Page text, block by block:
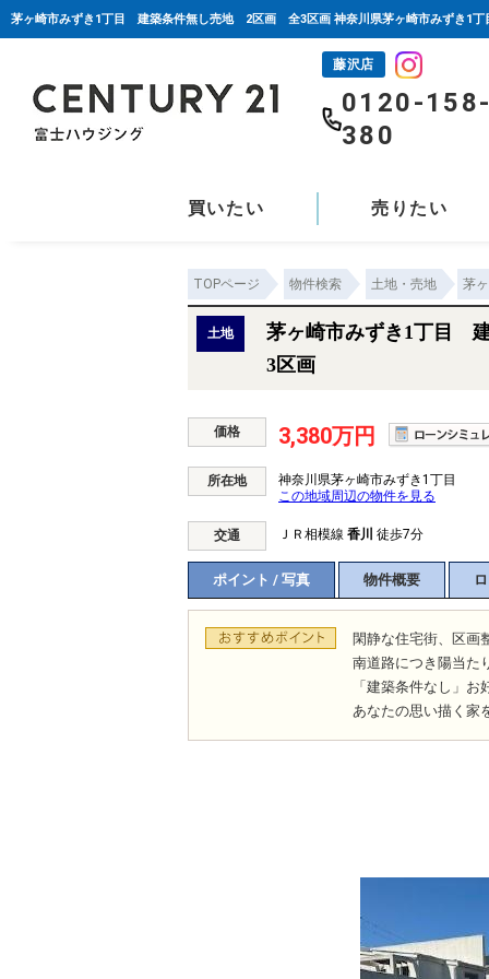
藤沢店
0120-
380
買いたい 売りたい
TOPページ 物件検索 土地・売地 茅
土地
茅ヶ崎市みずき1丁目
3区画
価格 3,380万円
所在地
神奈川県茅ヶ崎市みずき1丁目
この地域周辺の物件を見る
交通 ＪＲ相模線 香川 徒歩7分
ポイント / 写真 物件概要
閑静な住宅街、区画
南道路につき陽当た
「建築条件なし」
あなたの思い描く家